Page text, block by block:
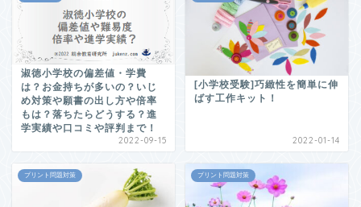
淑徳小学校の偏差値・学費
は？お金持ちが多いの？いじ
め対策や願書の出し方や倍率
もは？落ちたらどうする？進
学実績や口コミや評判まで！
2022-09-15
[小学校受験]巧緻性を簡単に伸
ばす工作キット！
2022-01-14
プリント問題対策 プリント問題対策